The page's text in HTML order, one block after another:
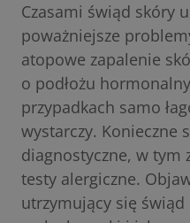
Czasami świąd skóry
poważniejsze
atopowe zapalenie
o podłożu
przypadkach samo
wystarczy. Konieczne
diagnostyczne, w tym
testy alergiczne.
utrzymujący się